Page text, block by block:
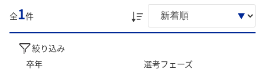
全1件
絞り込み
卒年
選考フェーズ